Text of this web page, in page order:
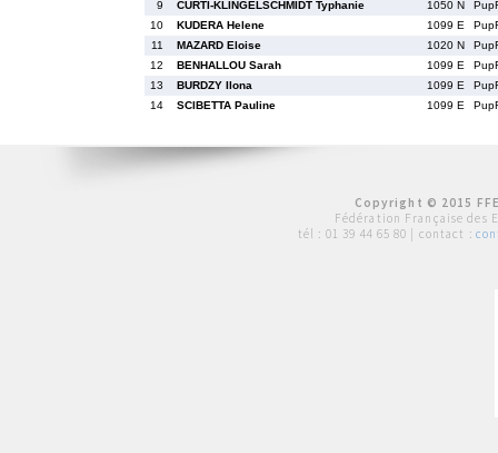
9
CURTI-KLINGELSCHMIDT Typhanie 1050 N
10
KUDERA Helene 1099 E
11
MAZARD Eloise 1020 N
12
BENHALLOU Sarah 1099 E
13
BURDZY Ilona 1099 E
14
SCIBETTA Pauline 1099 E
Copyright © 2015
Fédération Française des
tél : 01 39 44 65 80 | contact :